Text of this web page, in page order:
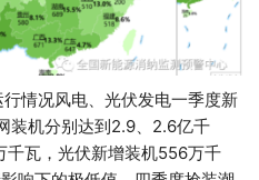
况风电、光伏发电一季度新
装机分别达到2.9、2.6亿千
瓦，光伏新增装机556万千